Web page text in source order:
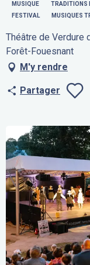
MUSIQUE TRADITIONS
FESTIVAL
MUSIQUES
Théâtre de Verdure
Forêt-Fouesnant
M'y rendre
Partager